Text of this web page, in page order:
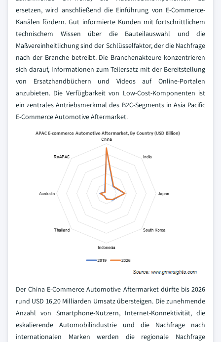
ersetzen, wird anschließend die Einführung von E-Commerce-
Kanälen fördern. Gut informierte Kunden mit fortschrittlichem
technischem Wissen über die Bauteilauswahl und die
Maßvereinheitlichung sind der Schlüsselfaktor, der die Nachfrage
nach der Branche betreibt. Die Branchenakteure konzentrieren
sich darauf, Informationen zum Teilersatz mit der Bereitstellung
von Ersatzhandbüchern und Videos auf Online-Portalen
anzubieten. Die Verfügbarkeit von Low-Cost-Komponenten ist
ein zentrales Antriebsmerkmal des B2C-Segments in Asia Pacific
E-Commerce Automotive Aftermarket.
Der China E-Commerce Automotive Aftermarket dürfte bis 2026
rund USD 16,20 Milliarden Umsatz übersteigen. Die zunehmende
Anzahl von Smartphone-Nutzern, Internet-Konnektivität, die
eskalierende Automobilindustrie und die Nachfrage nach
internationalen Marken werden die regionale Nachfrage